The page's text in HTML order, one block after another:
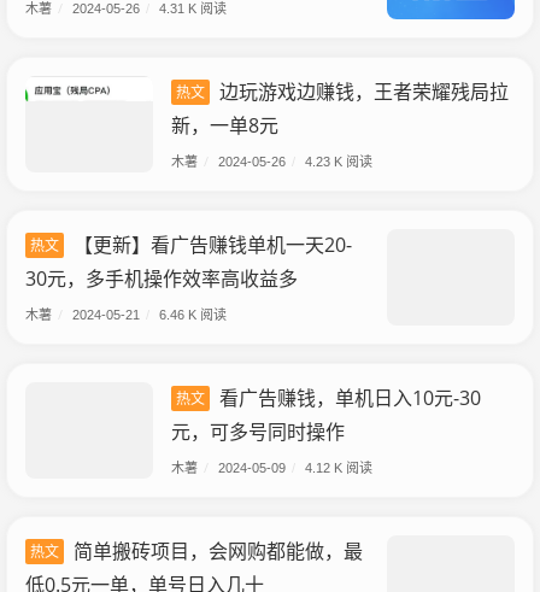
木薯 2024-05-26 4.31 K 阅读
热文
边玩游戏边赚钱，王者荣耀残局拉
新，一单8元
木薯 2024-05-26 4.23 K 阅读
热文
【更新】看广告赚钱单机一天20-
30元，多手机操作效率高收益多
木薯 2024-05-21 6.46 K 阅读
热文
看广告赚钱，单机日入10元-30
元，可多号同时操作
木薯 2024-05-09 4.12 K 阅读
热文
简单搬砖项目，会网购都能做，最
低0.5元一单，单号日入几十